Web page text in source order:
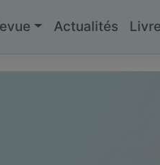
Actualités